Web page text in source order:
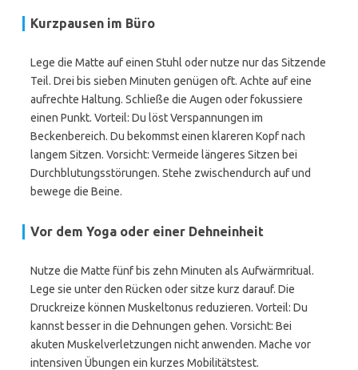
Kurzpausen im Büro
Lege die Matte auf einen Stuhl oder nutze nur das Sitzende
Teil. Drei bis sieben Minuten genügen oft. Achte auf eine
aufrechte Haltung. Schließe die Augen oder fokussiere
einen Punkt. Vorteil: Du löst Verspannungen im
Beckenbereich. Du bekommst einen klareren Kopf nach
langem Sitzen. Vorsicht: Vermeide längeres Sitzen bei
Durchblutungsstörungen. Stehe zwischendurch auf und
bewege die Beine.
Vor dem Yoga oder einer Dehneinheit
Nutze die Matte fünf bis zehn Minuten als Aufwärmritual.
Lege sie unter den Rücken oder sitze kurz darauf. Die
Druckreize können Muskeltonus reduzieren. Vorteil: Du
kannst besser in die Dehnungen gehen. Vorsicht: Bei
akuten Muskelverletzungen nicht anwenden. Mache vor
intensiven Übungen ein kurzes Mobilitätstest.